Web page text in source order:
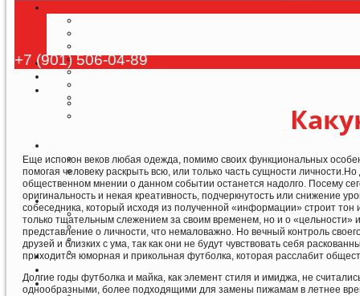
+7 (901) 506-04-89
Еще испокон веков любая одежда, помимо своих функциональных
помогая человеку раскрыть всю, или только часть сущности
общественном мнении о данном событии останется надолго. Посему
оригинальность и некая креативность, подчеркнутость или снижение
собеседника, который исходя из полученной «информации» строит
только тщательным слежением за своим временем, но и о «цельности»
представление о личности, что немаловажно. Но вечный контроль
друзей и близких с ума, так как они не будут чувствовать себя
приходится юморная и прикольная футболка, которая расслабит
Долгие годы футболка и майка, как элемент стиля и имиджа, не
однообразными, более подходящими для замены пижамам в летнее